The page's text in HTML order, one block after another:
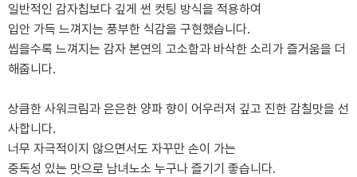
일반적인 감자칩보다 깊게 썬 컷팅 방식을 적용하여
입안 가득 느껴지는 풍부한 식감을 구현했습니다.
씹을수록 느껴지는 감자 본연의 고소함과 바삭한 소리가 즐거움을 더
해줍니다.
상큼한 사워크림과 은은한 양파 향이 어우러져 깊고 진한 감칠맛을 선
사합니다.
너무 자극적이지 않으면서도 자꾸만 손이 가는
중독성 있는 맛으로 남녀노소 누구나 즐기기 좋습니다.